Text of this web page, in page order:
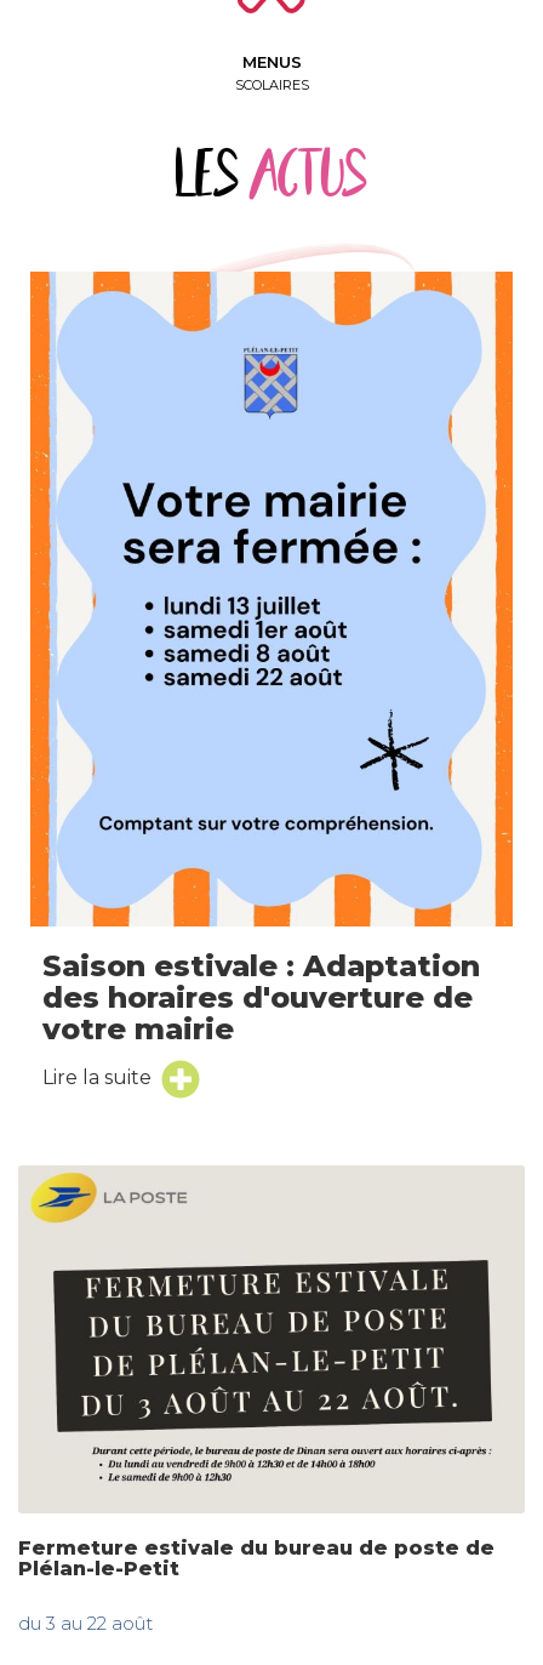
MENUS
SCOLAIRES
LesActus
Saison estivale : Adaptation
des horaires d'ouverture de
votre mairie
Lire la suite
Fermeture estivale du bureau de poste de
Plélan-le-Petit
du 3 au 22 août